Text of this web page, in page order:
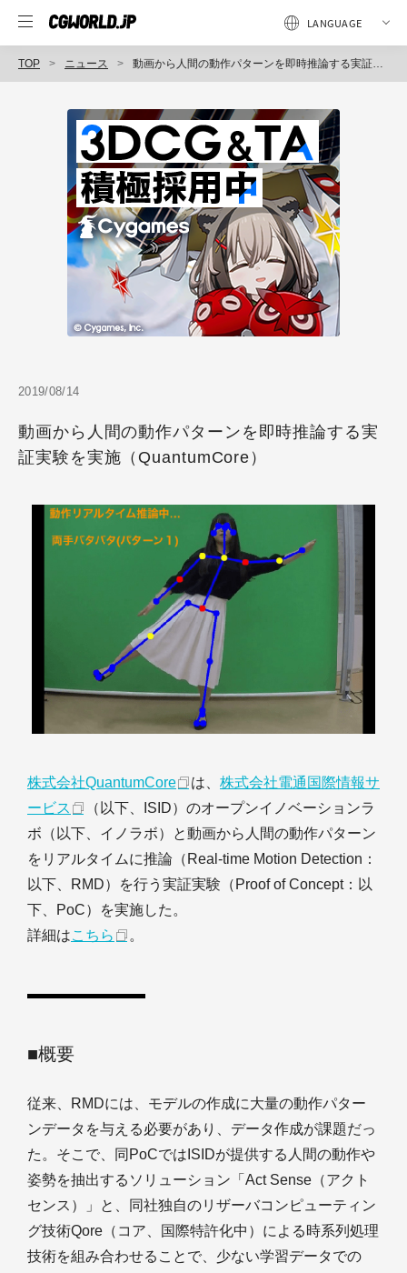
TOP ニュース 動画から人間の動作パターンを即時推論する実証実験を実施（QuantumCore）
2019/08/14
動画から人間の動作パターンを即時推論する実
証実験を実施（QuantumCore）
株式会社QuantumCore は、 株式会社電通国際情報サ
ービス
（以下、ISID）のオープンイノベーションラ
ボ（以下、イノラボ）と動画から人間の動作パターン
をリアルタイムに推論（Real-time Motion Detection：
以下、RMD）を行う実証実験（Proof of Concept：以
下、PoC）を実施した。
詳細はこちら 。
■概要
従来、RMDには、モデルの作成に大量の動作パター
ンデータを与える必要があり、データ作成が課題だっ
た。そこで、同PoCではISIDが提供する人間の動作や
姿勢を抽出するソリューション「Act Sense（アクト
センス）」と、同社独自のリザーバコンピューティン
グ技術Qore（コア、国際特許化中）による時系列処理
技術を組み合わせることで、少ない学習データでの